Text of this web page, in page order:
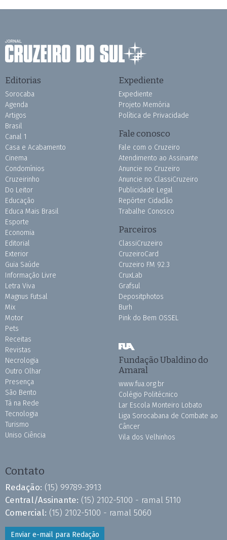
Editorias
Sorocaba
Agenda
Artigos
Brasil
Canal 1
Casa e Acabamento
Cinema
Condomínios
Cruzeirinho
Do Leitor
Educação
Educa Mais Brasil
Esporte
Economia
Editorial
Exterior
Guia Saúde
Informação Livre
Letra Viva
Magnus Futsal
Mix
Motor
Pets
Receitas
Revistas
Necrologia
Outro Olhar
Presença
São Bento
Tá na Rede
Tecnologia
Turismo
Uniso Ciência
Expediente
Expediente
Projeto Memória
Política de Privacidade
Fale conosco
Fale com o Cruzeiro
Atendimento ao Assinante
Anuncie no Cruzeiro
Anuncie no ClassiCruzeiro
Publicidade Legal
Repórter Cidadão
Trabalhe Conosco
Parceiros
ClassiCruzeiro
CruzeiroCard
Cruzeiro FM 92.3
CruxLab
Grafsul
Depositphotos
Burh
Pink do Bem OSSEL
Fundação Ubaldino do
Amaral
www.fua.org.br
Colégio Politécnico
Lar Escola Monteiro Lobato
Liga Sorocabana de Combate ao
Câncer
Vila dos Velhinhos
Contato
Redação: (15) 99789-3913
Central/Assinante: (15) 2102-5100 - ramal 5110
Comercial: (15) 2102-5100 - ramal 5060
Enviar e-mail para Redação